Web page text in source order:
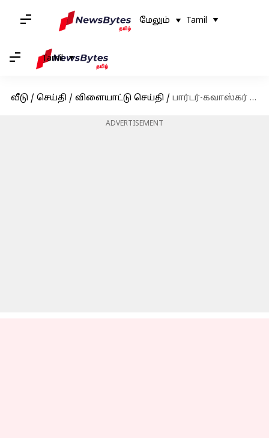
மேலும் Tamil
Tamil
வீடு / செய்தி / விளையாட்டு செய்தி / பார்டர்-கவாஸ்கர் டெஸ்ட் : முதல் போட்டியிலேயே கேமரூன் கிரீன் ஆடுவார்! ஆஸி. பயிற்சியாளர் நம்பிக்கை!
ADVERTISEMENT